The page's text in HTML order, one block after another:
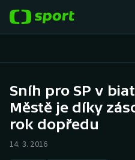
Hokej
Sníh pro SP v
Městě je díky
rok dopředu
14. 3. 2016